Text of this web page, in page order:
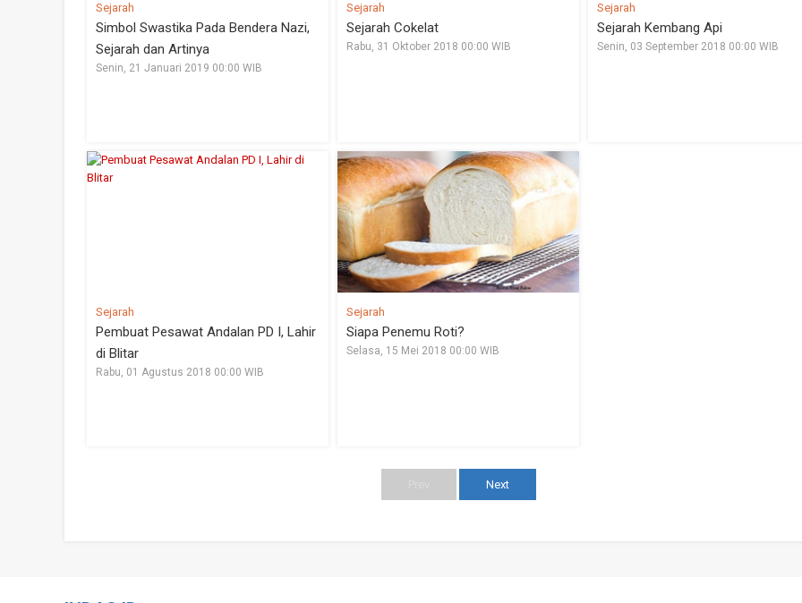
Sejarah
Simbol Swastika Pada Bendera Nazi,
Sejarah dan Artinya
Senin, 21 Januari 2019 00:00 WIB
Sejarah
Sejarah Cokelat
Rabu, 31 Oktober 2018 00:00 WIB
Sejarah
Sejarah Kembang Api
Senin, 03 September 2018 00:00 WIB
Sejarah
Pembuat Pesawat Andalan PD I, Lahir
di Blitar
Rabu, 01 Agustus 2018 00:00 WIB
Sejarah
Siapa Penemu Roti?
Selasa, 15 Mei 2018 00:00 WIB
Next